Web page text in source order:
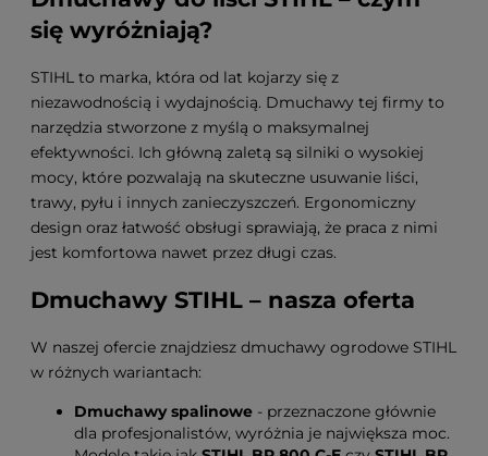
się wyróżniają?
STIHL to marka, która od lat kojarzy się z
niezawodnością i wydajnością. Dmuchawy tej firmy to
narzędzia stworzone z myślą o maksymalnej
efektywności. Ich główną zaletą są silniki o wysokiej
mocy, które pozwalają na skuteczne usuwanie liści,
trawy, pyłu i innych zanieczyszczeń. Ergonomiczny
design oraz łatwość obsługi sprawiają, że praca z nimi
jest komfortowa nawet przez długi czas.
Dmuchawy STIHL – nasza oferta
W naszej ofercie znajdziesz dmuchawy ogrodowe STIHL
w różnych wariantach:
Dmuchawy spalinowe - przeznaczone głównie
dla profesjonalistów, wyróżnia je największa moc.